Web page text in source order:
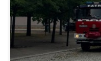
© 2026 eStránky.cz | RSS|